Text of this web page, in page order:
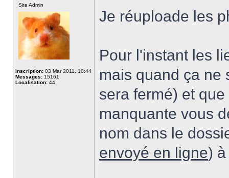
Site Admin
Inscription: 03 Mar 2011, 10:44
Messages: 15161
Localisation: 44
Je réuploade les
Pour l'instant les
mais quand ça ne
sera fermé) et
manquante vous
nom dans le
envoyé en ligne)